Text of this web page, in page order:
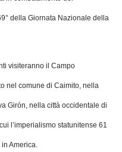
della Giornata Nazionale della
visiteranno il Campo
nel comune di Caimito, nella
Girón, nella città occidentale di
l’imperialismo statunitense 61
America.